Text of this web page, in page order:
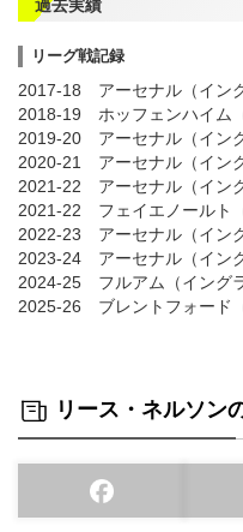
過去実績
リーグ戦記録
2017-18 アーセナル（イン
2018-19 ホッフェンハイム
2019-20 アーセナル（イン
2020-21 アーセナル（イン
2021-22 アーセナル（イン
2021-22 フェイエノールト
2022-23 アーセナル（イン
2023-24 アーセナル（イン
2024-25 フルアム（イング
2025-26 ブレントフォード
リース・ネルソン